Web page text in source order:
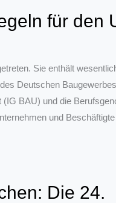
für den
Sie enthält
Deutschen
BAU) und die
und
Die 24.